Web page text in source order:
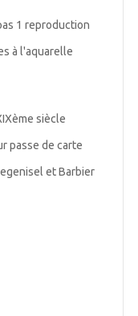
1 reproduction
à l'aquarelle
siècle
passe de carte
et Barbier